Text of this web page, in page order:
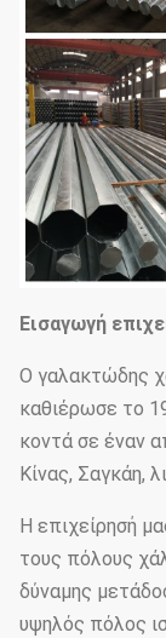
Εισαγωγή
Ο γαλακτώδης
καθιέρωσε το
κοντά σε έναν
Κίνας, Σαγκάη,
Η επιχείρησή
τους πόλους
δύναμης
υψηλός πόλος